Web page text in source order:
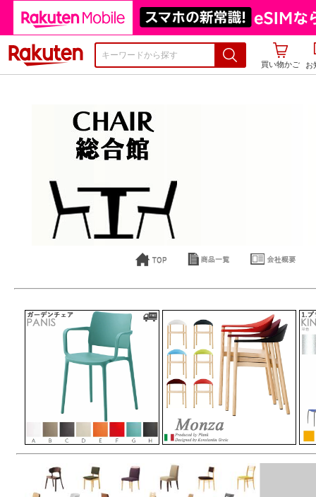
楽天市場
買い物かご
お